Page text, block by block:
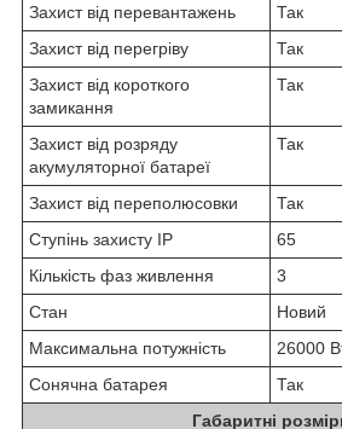
Захист від перевантажень
Так
Захист від перегріву
Так
Захист від короткого
замикання
Так
Захист від розряду
акумуляторної батареї
Так
Захист від переполюсовки
Так
Ступінь захисту IP
65
Кількість фаз живлення
3
Стан
Новий
Максимальна потужність
26000
Сонячна батарея
Так
Габаритні